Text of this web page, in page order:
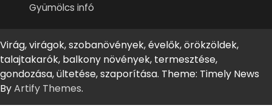
Gyümölcs infó
Virág, virágok, szobanövények, évelők, örökzöldek,
talajtakarók, balkony növények, termesztése,
gondozása, ültetése, szaporítása. Theme: Timely News
ByArtify Themes.